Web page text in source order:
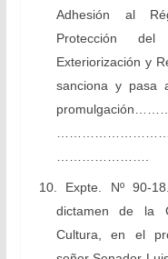
Adhesión al
Protección
Exteriorización y
sanciona y pasa
………………….
10. Expte. Nº 90-
dictamen de la
Cultura, en el